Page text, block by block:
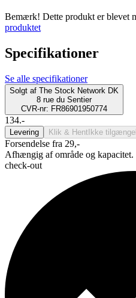
Bemærk! Dette produkt er blevet
produktet
Specifikationer
Se alle specifikationer
Solgt af The Stock Network DK
8 rue du Sentier
CVR-nr: FR86901950774
134.-
Levering Klik & Hent Ikke
Forsendelse fra 29,-
Afhængig af område og
check-out